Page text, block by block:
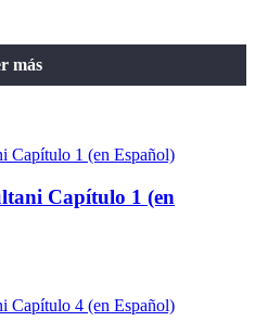
más
Capítulo 1 (en